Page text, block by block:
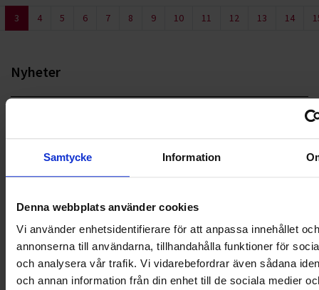
Samtycke Information
Denna webbplats använder cookies
Vi använder enhetsidentifierare för att anpassa innehållet och
annonserna till användarna, tillhandahålla funktioner för
och analysera vår trafik. Vi vidarebefordrar även sådana
och annan information från din enhet till de sociala medier
3 4 5 6 7 8 9 10 11 12 13 14
Nyheter
LANDSKRONA
NYA UPPDRAG
OHLSSONS REGION MITT
OHLSSONS REGION SYD